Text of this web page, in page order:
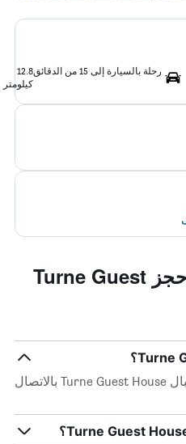
رحلة بالسيارة إلى 15 من الدقائق
12.8
كيلومتر
الأسئلة الشائعة عند حجز Turne Guest
يمكنك الوصول إلى مكتب استقبال Turne Guest House بالاتصال